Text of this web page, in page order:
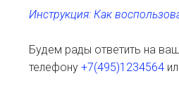
Инструкция: Как
Будем рады ответить на
телефону +7(495)1234564